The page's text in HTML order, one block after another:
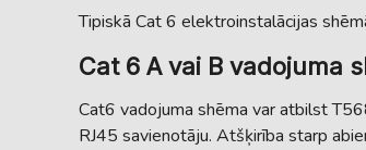
Tipiskā Cat 6 elektroinstalācijas
Cat 6 A vai B vadojuma
Cat6 vadojuma shēma var atbilst
RJ45 savienotāju. Atšķirība starp